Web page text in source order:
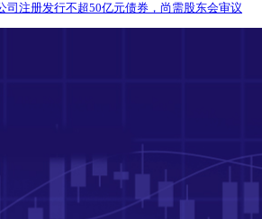
司注册发行不超50亿元债券，尚需股东会审议